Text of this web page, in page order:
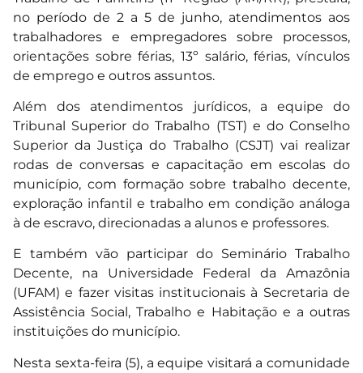
no período de 2 a 5 de junho, atendimentos aos
trabalhadores e empregadores sobre processos,
orientações sobre férias, 13º salário, férias, vínculos
de emprego e outros assuntos.
Além dos atendimentos jurídicos, a equipe do
Tribunal Superior do Trabalho (TST) e do Conselho
Superior da Justiça do Trabalho (CSJT) vai realizar
rodas de conversas e capacitação em escolas do
município, com formação sobre trabalho decente,
exploração infantil e trabalho em condição análoga
à de escravo, direcionadas a alunos e professores.
E também vão participar do Seminário Trabalho
Decente, na Universidade Federal da Amazônia
(UFAM) e fazer visitas institucionais à Secretaria de
Assistência Social, Trabalho e Habitação e a outras
instituições do município.
Nesta sexta-feira (5), a equipe visitará a comunidade